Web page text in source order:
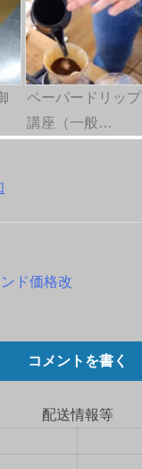
ペーパードリップ
講座（一般…
ド価格改
コメントを書く
配送情報等